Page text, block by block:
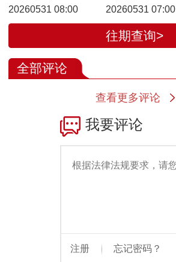
20260531 08:00
20260531 07:00
往期查询>
全部评论
查看更多评论